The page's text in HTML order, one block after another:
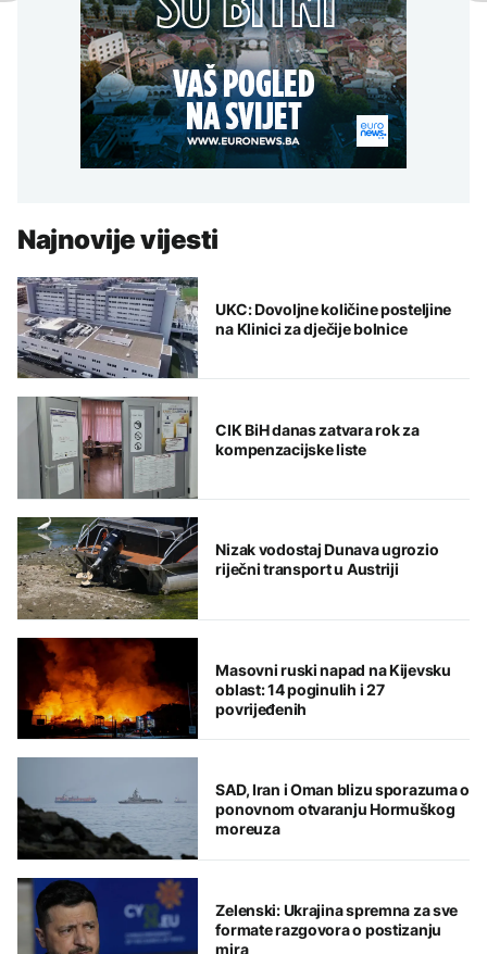
Najnovije vijesti
UKC: Dovoljne količine posteljine
na Klinici za dječije bolnice
CIK BiH danas zatvara rok za
kompenzacijske liste
Nizak vodostaj Dunava ugrozio
riječni transport u Austriji
Masovni ruski napad na Kijevsku
oblast: 14 poginulih i 27
povrijeđenih
SAD, Iran i Oman blizu sporazuma o
ponovnom otvaranju Hormuškog
moreuza
Zelenski: Ukrajina spremna za sve
formate razgovora o postizanju
mira